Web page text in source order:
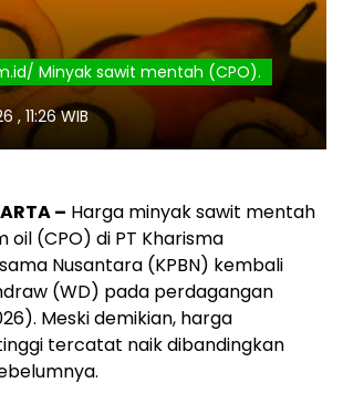
Minyak sawit mentah (CPO).
, 11:26 WIB
– Harga minyak sawit mentah
(CPO) di PT Kharisma
Nusantara (KPBN) kembali
(WD) pada perdagangan
Meski demikian, harga
tercatat naik dibandingkan